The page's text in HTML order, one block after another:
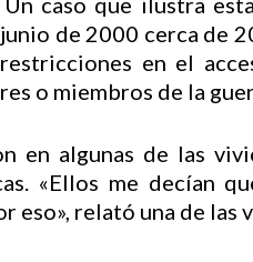
de 2000 cerca de
en el
o miembros de la
en algunas de las
«Ellos me decían
eso», relató una de las